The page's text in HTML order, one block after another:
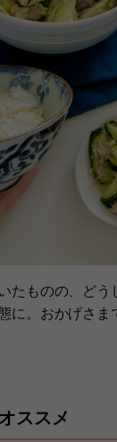
たものの、どう
に。おかげさま
ススメ